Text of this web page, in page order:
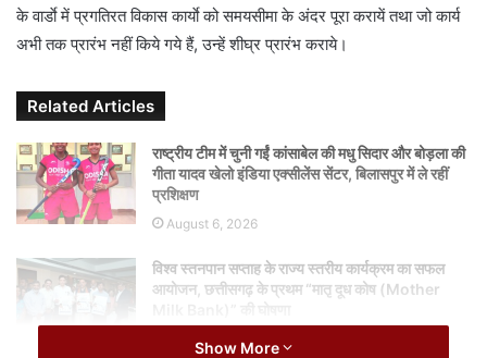
के वार्डाे में प्रगतिरत विकास कार्याे को समयसीमा के अंदर पूरा करायें तथा जो कार्य
अभी तक प्रारंभ नहीं किये गये हैं, उन्हें शीघ्र प्रारंभ कराये।
Related Articles
राष्ट्रीय टीम में चुनी गईं कांसाबेल की मधु सिदार और बोड़ला की
गीता यादव खेलो इंडिया एक्सीलेंस सेंटर, बिलासपुर में ले रहीं
प्रशिक्षण
August 6, 2026
विश्व स्तनपान सप्ताह के राज्य स्तरीय कार्यक्रम का सफल
आयोजन, छत्तीसगढ़ के प्रथम “मातृ दूध कोष (Mother
August 6, 2026
Show More